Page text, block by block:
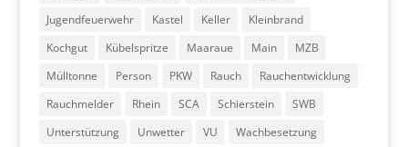
Jugendfeuerwehr
Kastel Keller
Kleinbrand
Kochgut
Kübelspritze Maaraue Main
MZB
Mülltonne
Person PKW Rauch
Rauchentwicklung
Rauchmelder
Rhein SCA Schierstein
SWB
Unterstützung
Unwetter VU
Wachbesetzung